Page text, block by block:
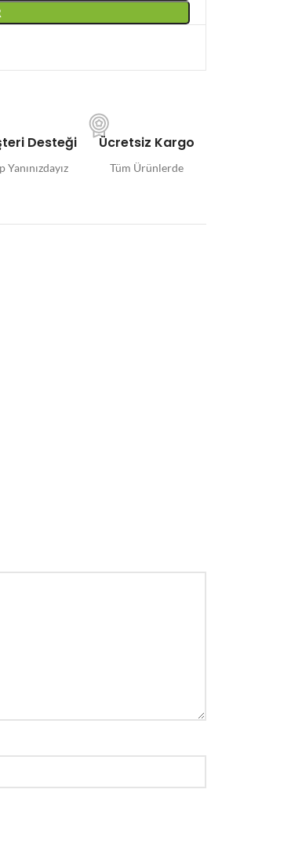
Desteği
Yanınızdayız
Ücretsiz Kargo
Tüm Ürünlerde